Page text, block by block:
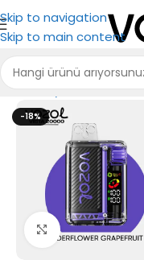
Skip to navigation
Skip to main content
Ana Sayfa Vozol
-18%
Büyütmek için